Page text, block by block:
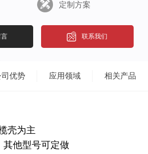
0.71mm),46#(0.35-0.5mm)产品用途： 1.零
加剂，烧结后形成气孔. 5.吸波材料，吸收
化水质 7.油田助剂 8.仿古家具表面处理9.硬
龙 13703737027TEL:0373-
定制方案
联系我们
优势 应用领域 相关产品
壳为主
其他型号可定做